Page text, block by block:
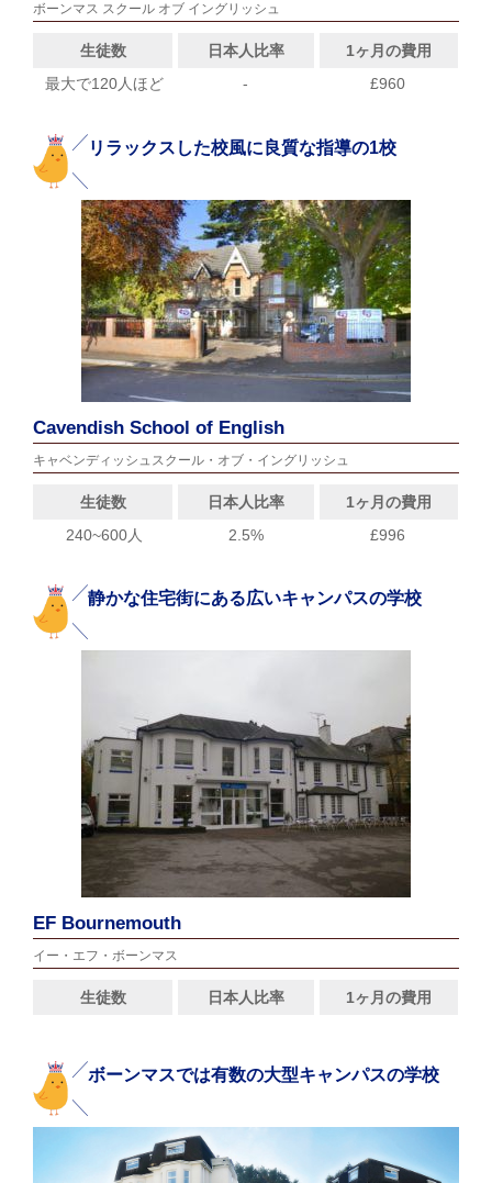
ボーンマス スクール オブ イングリッシュ
生徒数 日本人比率
1ヶ月の費用
最大で120人ほど
- £960
リラックスした校風に良質な指導の1校
Cavendish School of English
キャベンディッシュスクール・オブ・イングリッシュ
生徒数 日本人比率
1ヶ月の費用
240~600人
2.5% £996
静かな住宅街にある広いキャンパスの学校
EF Bournemouth
イー・エフ・ボーンマス
生徒数 日本人比率 1ヶ月の費用
ボーンマスでは有数の大型キャンパスの学校